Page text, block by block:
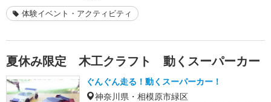
体験イベント・アクティビティ
夏休み限定 木工クラフト 動くスーパーカー
ぐんぐん走る！動くスーパーカー！
神奈川県・相模原市緑区